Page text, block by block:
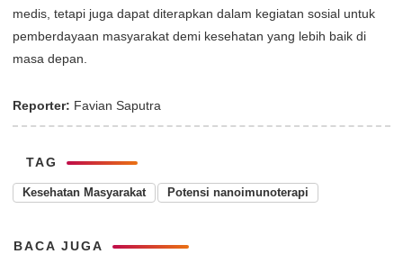
medis, tetapi juga dapat diterapkan dalam kegiatan sosial untuk
pemberdayaan masyarakat demi kesehatan yang lebih baik di
masa depan.
Reporter: Favian Saputra
TAG
Kesehatan Masyarakat Potensi nanoimunoterapi
BACA JUGA